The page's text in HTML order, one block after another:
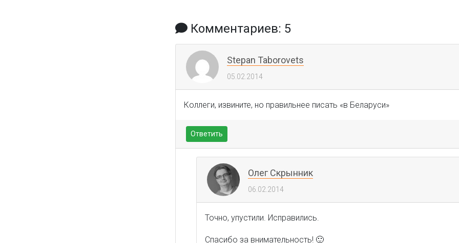
Комментариев: 5
Stepan Taborovets
05.02.2014
Коллеги, извините, но правильнее писать «в Беларуси»
Ответить
Олег Скрынник
06.02.2014
Точно, упустили. Исправились.
Спасибо за внимательность! 🙂